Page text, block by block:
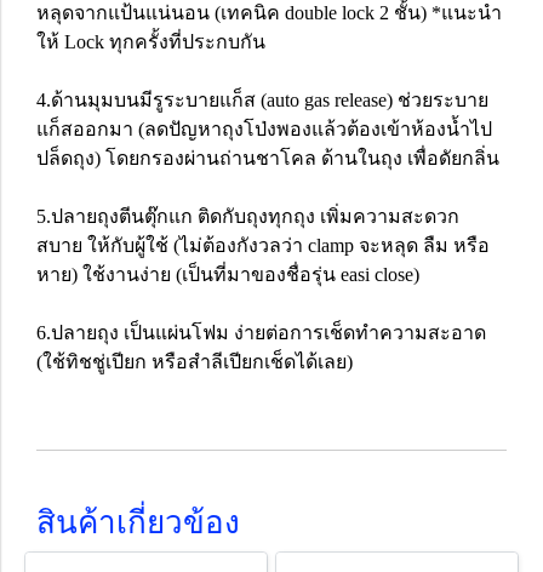
หลุดจากแป้นแน่นอน (เทคนิค double lock 2 ชั้น) *แนะนำ
ให้ Lock ทุกครั้งที่ประกบกัน
4.ด้านมุมบนมีรูระบายแก็ส (auto gas release) ช่วยระบาย
แก็สออกมา (ลดปัญหาถุงโป่งพองแล้วต้องเข้าห้องน้ำไป
ปล็ดถุง) โดยกรองผ่านถ่านชาโคล ด้านในถุง เพื่อดัยกลิ่น
5.ปลายถุงตีนตุ๊กแก ติดกับถุงทุกถุง เพิ่มความสะดวก
สบาย ให้กับผู้ใช้ (ไม่ต้องกังวลว่า clamp จะหลุด ลืม หรือ
หาย) ใช้งานง่าย (เป็นที่มาของชื่อรุ่น easi close)
6.ปลายถุง เป็นแผ่นโฟม ง่ายต่อการเช็ดทำความสะอาด
(ใช้ทิชชู่เปียก หรือสำลีเปียกเช็ดได้เลย)
สินค้าเกี่ยวข้อง